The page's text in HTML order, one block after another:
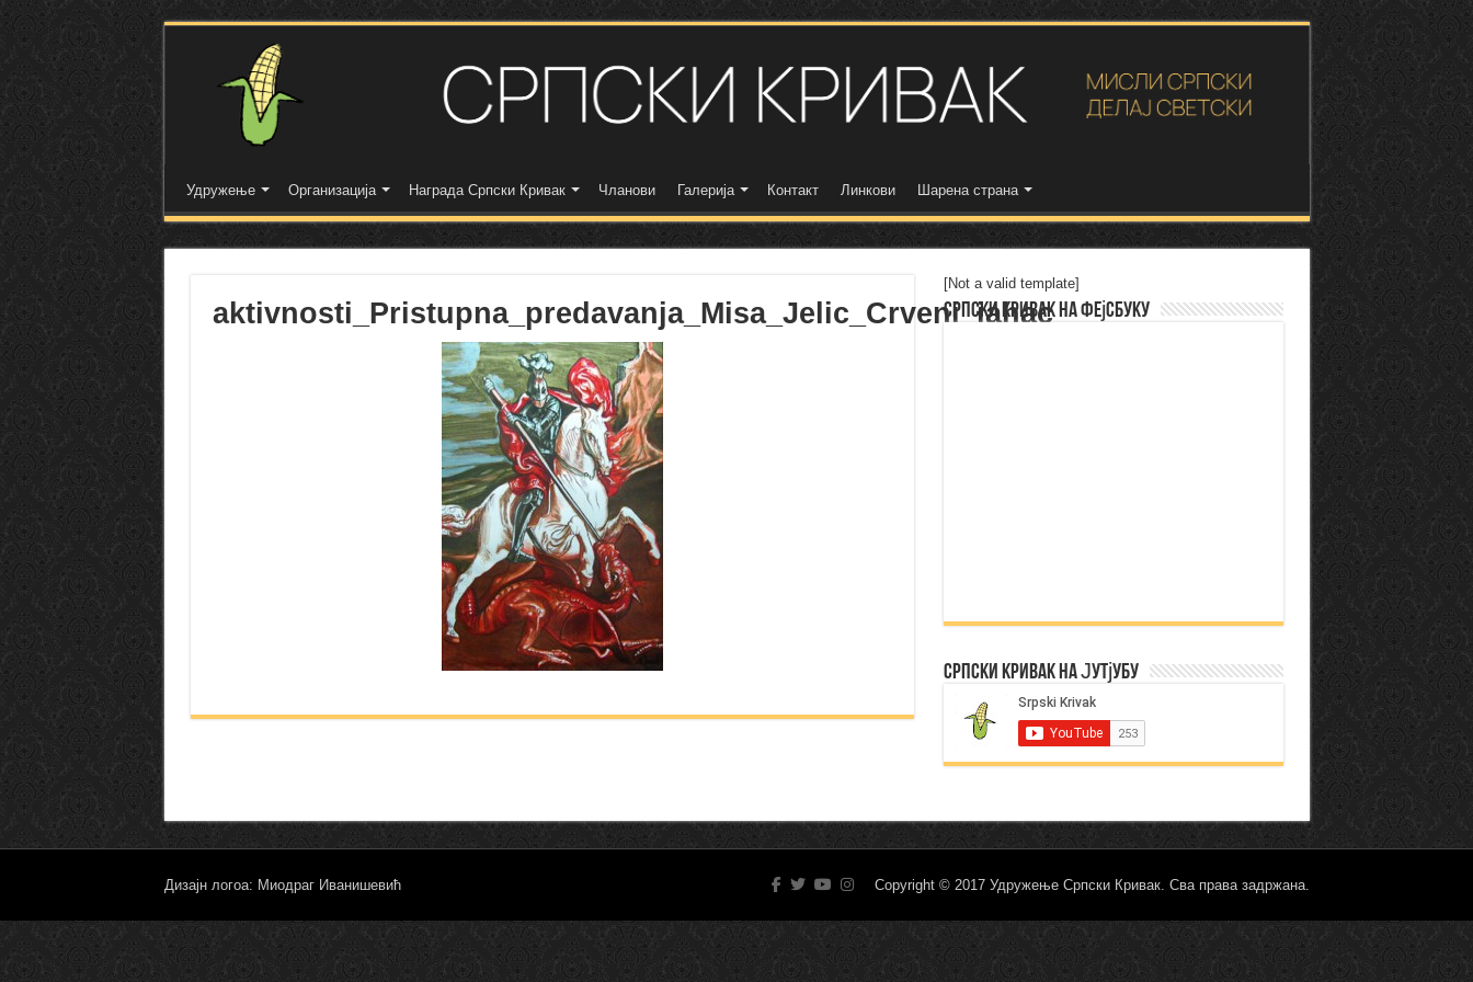
Удружење Организација Награда Српски Кривак Чланови Галерија Контакт Линкови Шарена страна
aktivnosti_Pristupna_predavanja_Misa_Jelic_Crveni_jahac
[Not a valid template]
Српски Кривак на Фејсбуку
Српски Кривак на Јутјубу
Copyright © 2017 Удружење Српски Кривак. Сва права задржана.
Дизајн логоа: Миодраг Иванишевић